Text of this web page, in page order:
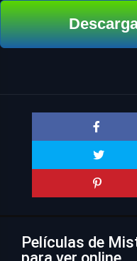
Películas de